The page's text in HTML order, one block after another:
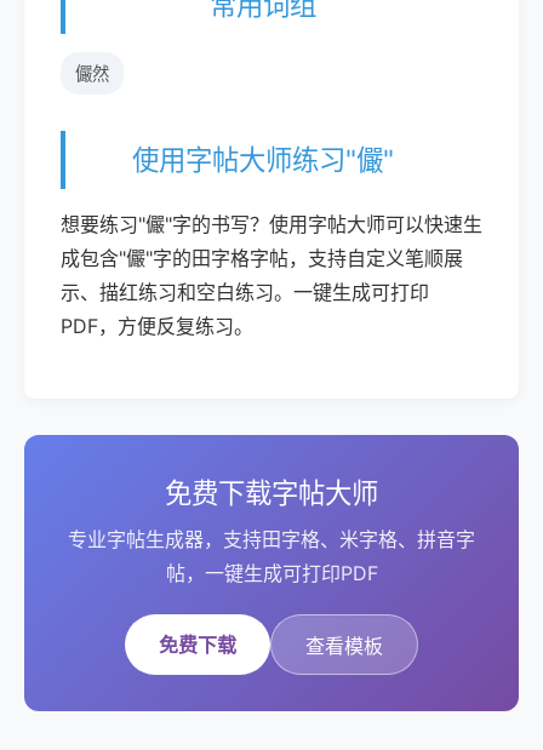
儼然
使用字帖大师练习"儼"
想要练习"儼"字的书写？使用字帖大师可以快速生
成包含"儼"字的田字格字帖，支持自定义笔顺展
示、描红练习和空白练习。一键生成可打印
PDF，方便反复练习。
免费下载字帖大师
专业字帖生成器，支持田字格、米字格、拼音字
帖，一键生成可打印PDF
免费下载 查看模板